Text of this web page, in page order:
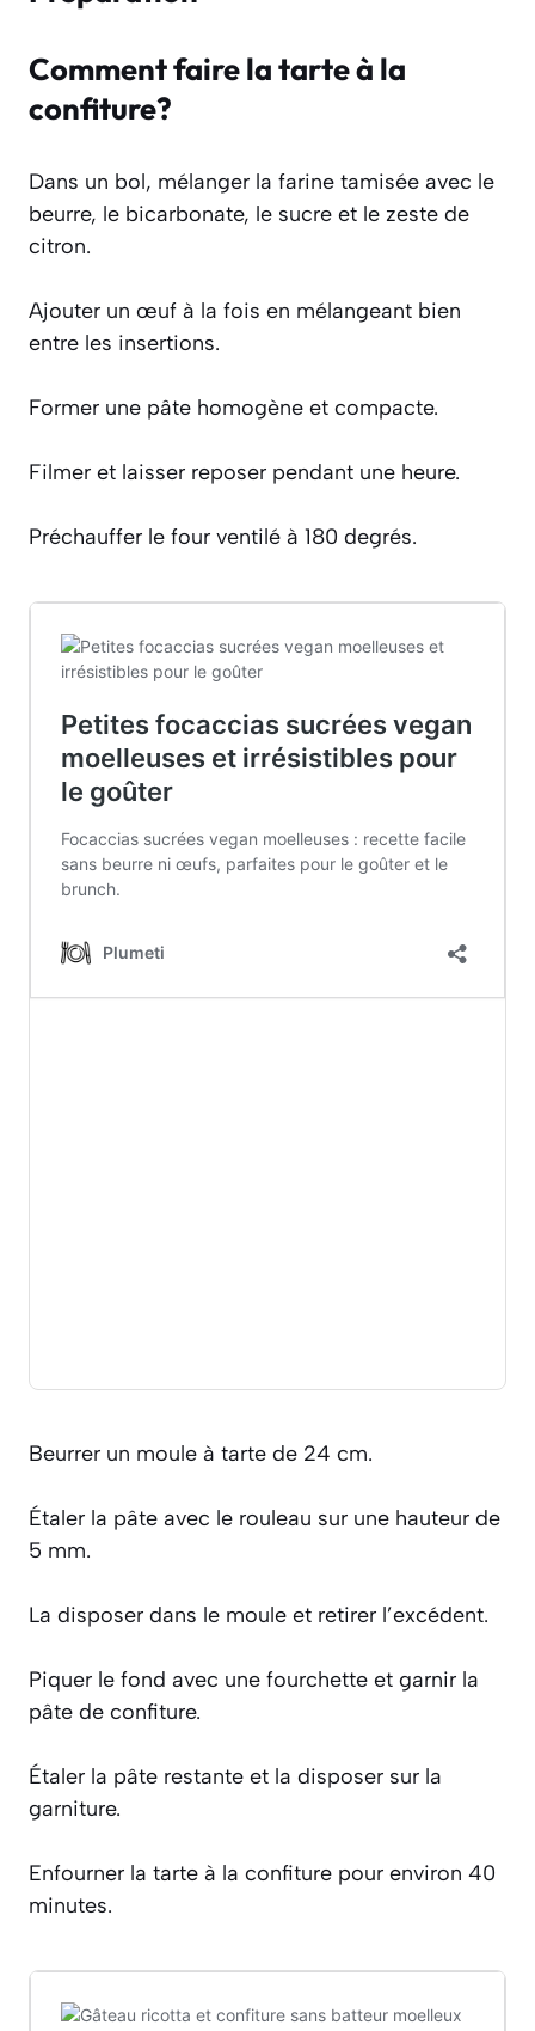
Comment faire la tarte à la
confiture?
Dans un bol, mélanger la farine tamisée avec le
beurre, le bicarbonate, le sucre et le zeste de
citron.
Ajouter un œuf à la fois en mélangeant bien
entre les insertions.
Former une pâte homogène et compacte.
Filmer et laisser reposer pendant une heure.
Préchauffer le four ventilé à 180 degrés.
Beurrer un moule à tarte de 24 cm.
Étaler la pâte avec le rouleau sur une hauteur de
5 mm.
La disposer dans le moule et retirer l’excédent.
Piquer le fond avec une fourchette et garnir la
pâte de confiture.
Étaler la pâte restante et la disposer sur la
garniture.
Enfourner la tarte à la confiture pour environ 40
minutes.